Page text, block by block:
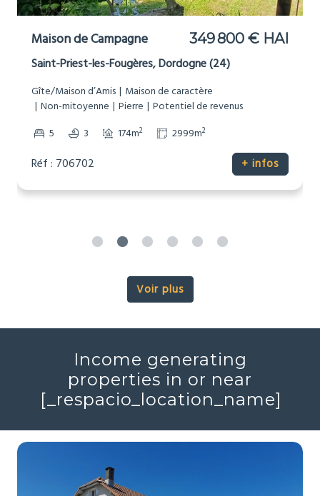
Maison de Campagne 349 800 € HAI
Saint-Priest-les-Fougères, Dordogne (24)
Gîte/Maison d’Amis
Maison de caractère
Non-mitoyenne
Pierre
Potentiel de revenus
5
3 174m2 2999m2
Réf : 706702 + infos
Voir plus
Income generating
properties in or near
[_respacio_location_name]